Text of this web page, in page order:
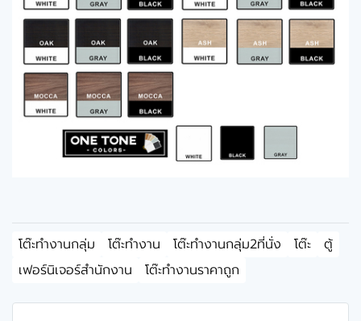
โต๊ะทำงานกลุ่ม โต๊ะทำงาน โต๊ะทำงานกลุ่ม2ที่นั่ง โต๊ะ
ตู้
เฟอร์นิเจอร์สำนักงาน
โต๊ะทำงานราคาถูก